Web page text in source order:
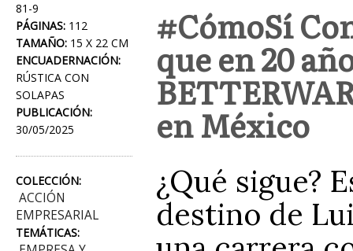
81-9
PÁGINAS: 112
TAMAÑO: 15 X 22 CM
ENCUADERNACIÓN:
RÚSTICA CON
SOLAPAS
PUBLICACIÓN:
30/05/2025
COLECCIÓN:
ACCIÓN
EMPRESARIAL
TEMÁTICAS:
#CómoSí
que en 20
en México
¿Qué sigue?
destino de